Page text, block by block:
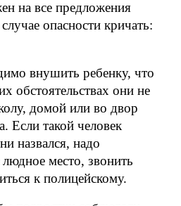
на все предложения
опасности кричать:
внушить ребенку, что
обстоятельствах они не
домой или во двор
Если такой человек
назвался, надо
место, звонить
к полицейскому.